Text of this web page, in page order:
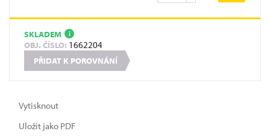
SKLADEM i
OBJ. ČÍSLO: 1662204
PŘIDAT K POROVNÁNÍ
Vytisknout
Uložit jako PDF